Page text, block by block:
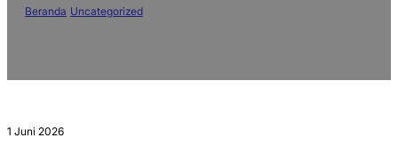
Beranda Uncategorized
1 Juni 2026